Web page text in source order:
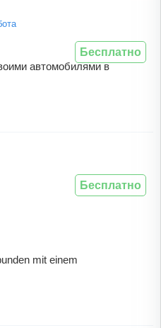
автомобилями в
Бесплатно
mit einem
Бесплатно